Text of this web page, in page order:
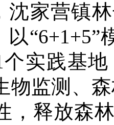
沈家营镇
以
个实践基
物监测、
，释放森